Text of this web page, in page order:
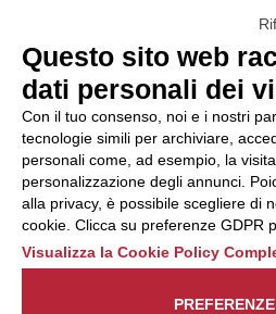
possibile presentare
reclamo
all’Organismo di
Monitoraggio
una delle modalità
descritte al seguente
indirizzo web
https://odm-
agenzielavoro.it/
Questo sito web
dati personali dei
Con il tuo consenso, noi e i nostri
tecnologie simili per archiviare,
personali come, ad esempio, la
personalizzazione degli annunci.
alla privacy, è possibile scegliere di
cookie. Clicca su preferenze GDPR
Visualizza la Cookie Policy